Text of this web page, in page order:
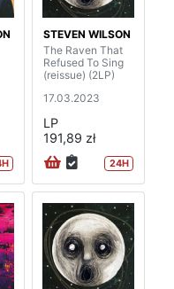
STEVEN WILSON
The Raven That
Refused To Sing
(reissue) (2LP)
17.03.2023
LP
191,89 zł
24H